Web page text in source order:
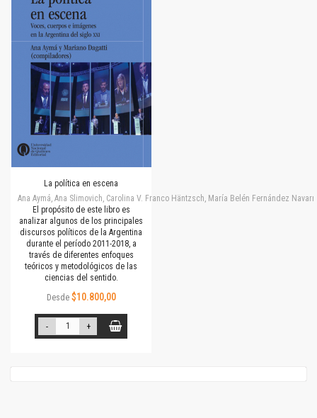
La política en escena
Ana Aymá, Ana Slimovich, Carolina V. Franco Häntzsch, María Belén Fernández
El propósito de este libro es
analizar algunos de los principales
discursos políticos de la Argentina
durante el período 2011-2018, a
través de diferentes enfoques
teóricos y metodológicos de las
ciencias del sentido.
Desde $10.800,00
- +